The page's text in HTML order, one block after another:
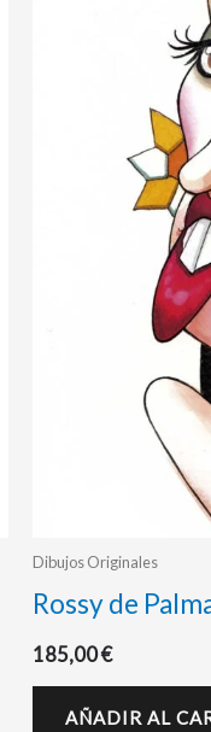
Dibujos Originales
Rossy de
185,00€
AÑADIR AL